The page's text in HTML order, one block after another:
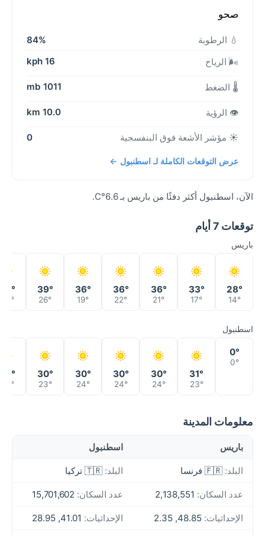
صحو
💧 الرطوبة
84%
🌬️ الرياح
16 kph
🌡️ الضغط 1011 mb
👁️ الرؤية 10.0 km
☀️ مؤشر الأشعة فوق البنفسجية 0
عرض التوقعات الكاملة لـ اسطنبول ←
الآن، اسطنبول أكثر دفئًا من باريس بـ 6.6°C.
توقعات 7 أيام
باريس
28°
14°
33°
17°
36°
21°
36°
22°
36°
19°
39°
26°
24°
اسطنبول
0°
0°
31°
23°
30°
24°
30°
24°
30°
24°
30°
23°
23°
معلومات المدينة
باريس اسطنبول
البلد: 🇫🇷 فرنسا البلد: 🇹🇷 تركيا
عدد السكان: عدد السكان:
الإحداثيات: الإحداثيات: